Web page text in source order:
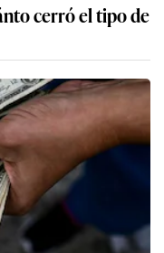
cerró el tipo de